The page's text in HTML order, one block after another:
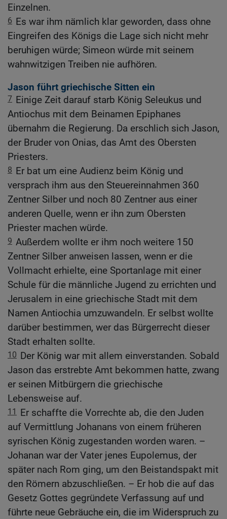
Einzelnen.
6 Es war ihm nämlich klar geworden, dass ohne
Eingreifen des Königs die Lage sich nicht mehr
beruhigen würde; Simeon würde mit seinem
wahnwitzigen Treiben nie aufhören.
Jason führt griechische Sitten ein
7 Einige Zeit darauf starb König Seleukus und
Antiochus mit dem Beinamen Epiphanes
übernahm die Regierung. Da erschlich sich Jason,
der Bruder von Onias, das Amt des Obersten
Priesters.
8 Er bat um eine Audienz beim König und
versprach ihm aus den Steuereinnahmen 360
Zentner Silber und noch 80 Zentner aus einer
anderen Quelle, wenn er ihn zum Obersten
Priester machen würde.
9 Außerdem wollte er ihm noch weitere 150
Zentner Silber anweisen lassen, wenn er die
Vollmacht erhielte, eine Sportanlage mit einer
Schule für die männliche Jugend zu errichten und
Jerusalem in eine griechische Stadt mit dem
Namen Antiochia umzuwandeln. Er selbst wollte
darüber bestimmen, wer das Bürgerrecht dieser
Stadt erhalten sollte.
10 Der König war mit allem einverstanden. Sobald
Jason das erstrebte Amt bekommen hatte, zwang
er seinen Mitbürgern die griechische
Lebensweise auf.
11
Er schaffte die Vorrechte ab, die den Juden
auf Vermittlung Johanans von einem früheren
syrischen König zugestanden worden waren. –
Johanan war der Vater jenes Eupolemus, der
später nach Rom ging, um den Beistandspakt mit
den Römern abzuschließen. – Er hob die auf das
Gesetz Gottes gegründete Verfassung auf und
führte neue Gebräuche ein, die im Widerspruch zu